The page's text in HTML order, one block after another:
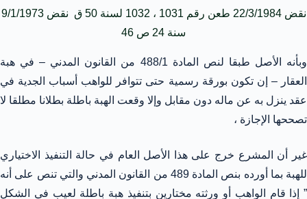
نقض 22/3/1984 طعن رقم 1031 ، 1032 لسنة 50 ق نقض 9/1/1973
سنة 24 ص 46
وبأنه الأصل طبقا لنص المادة 488/1 من القانون المدني – في هبة
العقار – إن تكون بورقة رسمية حتى تتوافر للواهب أسباب الجدية في
عقد ينزل به عن ماله دون مقابل وإلا وقعت الهبة باطلة بطلانا مطلقا لا
تصححها الإجازة ،
غير أن المشرع خرج على هذا الأصل العام في حالة التنفيذ الاختياري
للهبة بما أورده بنص المادة 489 من القانون المدني والتي تنص على أنه
” إذا قام الواهب أو ورثته مختارين بتنفيذ هبة باطلة لعيب في الشكل